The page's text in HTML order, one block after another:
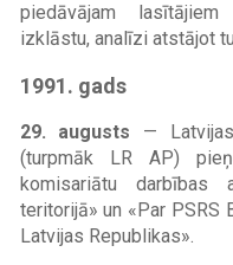
piedāvājam
izklāstu, analīzi atstājot
1991. gads
29. augusts —
(turpmāk LR AP)
komisariātu darbības
teritorijā» un «Par PSRS
Latvijas Republikas».